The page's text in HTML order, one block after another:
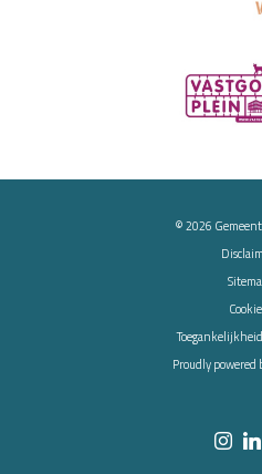
© 2026
Proudly powered